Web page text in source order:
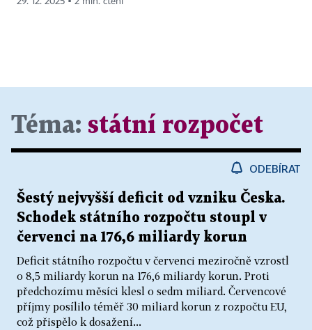
Téma: státní rozpočet
ODEBÍRAT
Šestý nejvyšší deficit od vzniku Česka.
Schodek státního rozpočtu stoupl v
červenci na 176,6 miliardy korun
Deficit státního rozpočtu v červenci meziročně vzrostl
o 8,5 miliardy korun na 176,6 miliardy korun. Proti
předchozímu měsíci klesl o sedm miliard. Červencové
příjmy posílilo téměř 30 miliard korun z rozpočtu EU,
což přispělo k dosažení...